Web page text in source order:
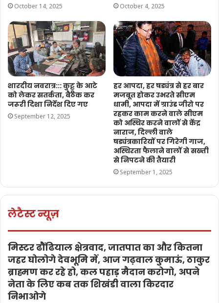
October 14, 2025 October 4, 2025
शारदीय नवरात्र::: कुट्टू के आटे
को लेकर सतर्कता, बैठक कर
जरूरी दिशा निर्देश दिए गए
September 12, 2025
हर आपदा, हर षड्यंत्र से हर बार
मजबूत होकर उभरते सीएम
धामी, आपदा में ग्राउंड जीरो पर
रहकर काम करने वाले सीएम
को अस्थिर करने वालों से केंद्र
नाराज, दिल्ली वाले
षड्यंत्रकारियों पर गिरेगी गाज,
अस्थिरता फैलाने वालों से सख्ती
से निपटने की तैयारी
September 1, 2025
लेटैस्ट न्यूज़
मिस्टर ढौंढियाल क्षेत्रवाद, जातपात का और कितना
जहर घोलोगे देवभूमि में, आज गढ़वाल कुमाऊं, ठाकुर
ब्राह्मण कर रहे हो, कल पहाड़ मैदान करोगो, अपने
नेता के लिए कब तक शिखंडी वाला किरदार
निभाओगे